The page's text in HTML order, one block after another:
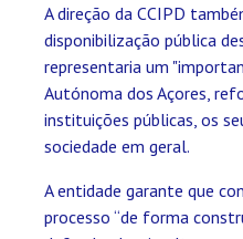
A direção da CCIPD
disponibilização pública
representaria um
Autónoma dos Açores,
instituições públicas, os
sociedade em geral.
A entidade garante que
processo “de forma